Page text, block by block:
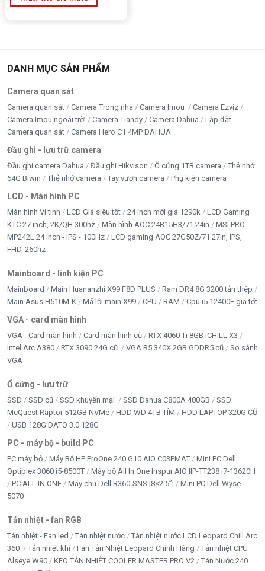
Ứng dụng của Bộ lưu điện UPS Cyber
Power BU1000EA
Duy trì hoạt động chohệ thống camera giám sát
Bảo vệ
Hỗ trợmáy POS, thiết bị văn phòng
Phù hợp chovăn phòng, cửa hàng, gia đình, doanh
Lợi ích khi sử dụng Bộ lưu điện UPS Cyber
Power BU1000EA
Bảo vệ thiết bị khỏi sốc điện và tăng áp
Tăng tuổi thọ pin UPS và thiết bị điện tử
DANH MỤC SẢN PHẨM
Camera quan sát
Camera quan sát Camera Trong nhà Camera Imou
Camera Ezviz
Camera Imou ngoài trời
Camera Tiandy Camera Dahua
Lắp đặt
Camera quan sát
Camera Hero C1 4MP DAHUA
Đầu ghi - lưu trữ camera
Đầu ghi camera Dahua Đầu ghi Hikvison Ổ cứng 1TB camera
Thẻ nhớ
64G Biwin
Thẻ nhớ camera Tay vươn camera Phụ kiện camera
LCD - Màn hình PC
Màn hình Vi tính LCD Giá siêu tốt 24 inch mới giá 1290k
LCD Gaming
KTC 27 inch, 2K/QH 300hz
Màn hình AOC 24B15H3/71 24in
MSI PRO
MP242L 24 inch - IPS - 100Hz
LCD gaming AOC 27G50Z/71 27in, IPS,
FHD, 260hz
Mainboard - linh kiện PC
Mainboard Main Huananzhi X99 F8D PLUS
Ram DR4 8G 3200 tản thép
Main Asus H510M-K
Mã lỗi main X99 CPU RAM Cpu i5 12400F giá tốt
VGA - card màn hình
VGA - Card màn hình Card màn hình cũ
RTX 4060 Ti 8GB iCHILL X3
Intel Arc A380
RTX 3090 24G cũ VGA R5 340X 2GB GDDR5 cũ
So sánh
VGA
Ổ cứng - lưu trữ
SSD SSD cũ SSD khuyến mại SSD Dahua C800A 480GB
SSD
McQuest Raptor 512GB NVMe
HDD WD 4TB TÍM
HDD LAPTOP 320G CŨ
USB 128G DATO 3.0 128G
PC - máy bộ - build PC
PC máy bộ Máy Bộ HP ProOne 240 G10 AIO C03PMAT
Mini PC Dell
Optiplex 3060 i5-8500T
Máy bộ All In One Inspur AIO IIP-TT238 i7-13620H
PC ALL IN ONE
Máy chủ Dell R360-SNS |8×2.5”|
Mini PC Dell Wyse
5070
Tản nhiệt - fan RGB
Tản nhiệt - Fan led Tản nhiệt nước
Tản nhiệt nước LCD Leopard Chill Arc
360
Tản nhiệt khí Fan Tản Nhiệt Leopard Chính Hãng
Tản nhiệt CPU
Alseye W90
KEO TẢN NHIỆT COOLER MASTER PRO V2
Tản Nước 240